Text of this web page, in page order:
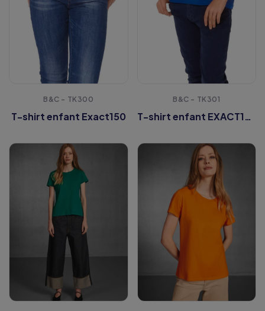
B&C - TK300
T-shirt enfant Exact150
B&C - TK301
T-shirt enfant EXACT190